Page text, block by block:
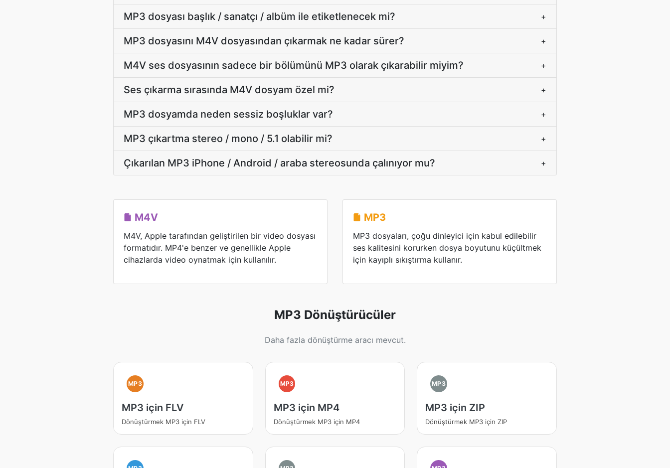
MP3 dosyası başlık / sanatçı / albüm ile etiketlenecek mi? +
MP3 dosyasını M4V dosyasından çıkarmak ne kadar sürer? +
M4V ses dosyasının sadece bir bölümünü MP3 olarak çıkarabilir miyim? +
Ses çıkarma sırasında M4V dosyam özel mi? +
MP3 dosyamda neden sessiz boşluklar var? +
MP3 çıkartma stereo / mono / 5.1 olabilir mi? +
Çıkarılan MP3 iPhone / Android / araba stereosunda çalınıyor mu? +
M4V
M4V, Apple tarafından geliştirilen bir video dosyası
formatıdır. MP4'e benzer ve genellikle Apple
cihazlarda video oynatmak için kullanılır.
MP3
MP3 dosyaları, çoğu dinleyici için kabul edilebilir
ses kalitesini korurken dosya boyutunu küçültmek
için kayıplı sıkıştırma kullanır.
MP3 Dönüştürücüler
Daha fazla dönüştürme aracı mevcut.
MP3
MP3 için FLV
Dönüştürmek MP3 için FLV
MP3
MP3 için MP4
Dönüştürmek MP3 için MP4
MP3
MP3 için ZIP
Dönüştürmek MP3 için ZIP